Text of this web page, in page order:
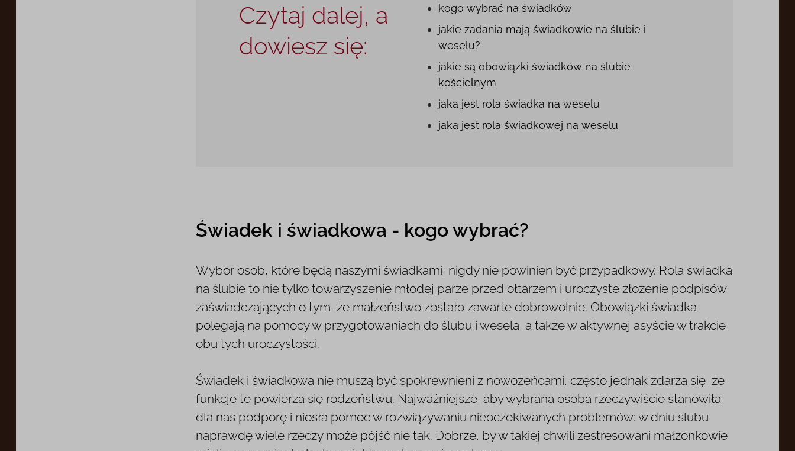
Czytaj dalej, a
dowiesz się:
kogo wybrać na świadków
jakie zadania mają świadkowie na ślubie i
weselu?
jakie są obowiązki świadków na ślubie
kościelnym
jaka jest rola świadka na weselu
jaka jest rola świadkowej na weselu
Świadek i świadkowa - kogo wybrać?
Wybór osób, które będą naszymi świadkami, nigdy nie powinien być przypadkowy. Rola świadka
na ślubie to nie tylko towarzyszenie młodej parze przed ołtarzem i uroczyste złożenie podpisów
zaświadczających o tym, że małżeństwo zostało zawarte dobrowolnie. Obowiązki świadka
polegają na pomocy w przygotowaniach do ślubu i wesela, a także w aktywnej asyście w trakcie
obu tych uroczystości.
Świadek i świadkowa nie muszą być spokrewnieni z nowożeńcami, często jednak zdarza się, że
funkcje te powierza się rodzeństwu. Najważniejsze, aby wybrana osoba rzeczywiście stanowiła
dla nas podporę i niosła pomoc w rozwiązywaniu nieoczekiwanych problemów: w dniu ślubu
naprawdę wiele rzeczy może pójść nie tak. Dobrze, by w takiej chwili zestresowani małżonkowie